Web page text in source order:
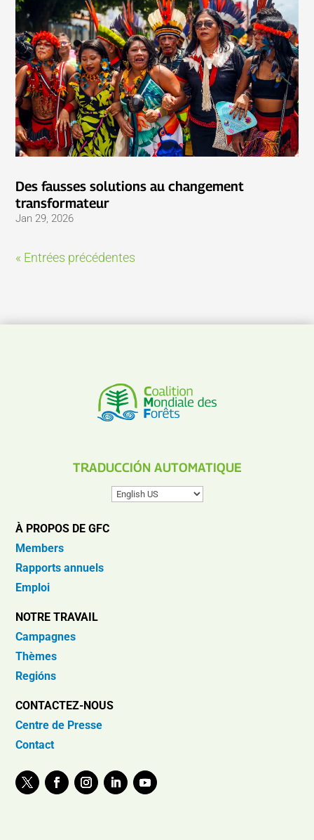
Des fausses solutions au changement
transformateur
Jan 29, 2026
« Entrées précédentes
TRADUCCIÓN AUTOMATIQUE
À PROPOS DE GFC
Members
Rapports annuels
Emploi
NOTRE TRAVAIL
Campagnes
Thèmes
Regións
CONTACTEZ-NOUS
Centre de Presse
Contact